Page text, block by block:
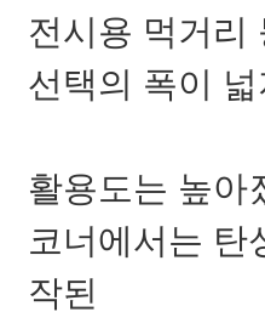
전시용 먹거리
선택의 폭이
활용도는 높아
코너에서는 탄
작된